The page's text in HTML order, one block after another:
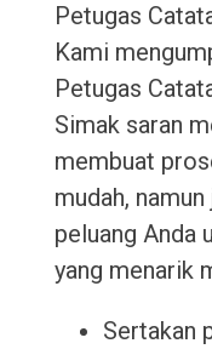
Petugas
Kami
Petugas
Simak saran
membuat
mudah,
peluang Anda
yang menarik
Sertakan